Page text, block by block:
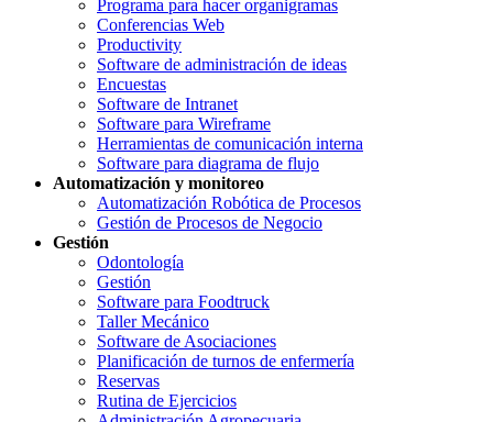
Programa para hacer organigramas
Conferencias Web
Productivity
Software de administración de ideas
Encuestas
Software de Intranet
Software para Wireframe
Herramientas de comunicación interna
Software para diagrama de flujo
Automatización y monitoreo
Automatización Robótica de Procesos
Gestión de Procesos de Negocio
Gestión
Odontología
Gestión
Software para Foodtruck
Taller Mecánico
Software de Asociaciones
Planificación de turnos de enfermería
Reservas
Rutina de Ejercicios